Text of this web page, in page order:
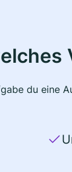
du eine